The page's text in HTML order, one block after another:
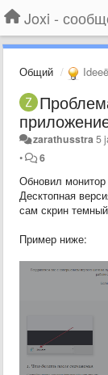
Общий
zarathusstra 5
•
6
Обновил монитор
Десктопная
сам скрин
Пример ниже: